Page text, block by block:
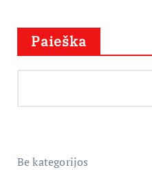
Paieška
Be kategorijos